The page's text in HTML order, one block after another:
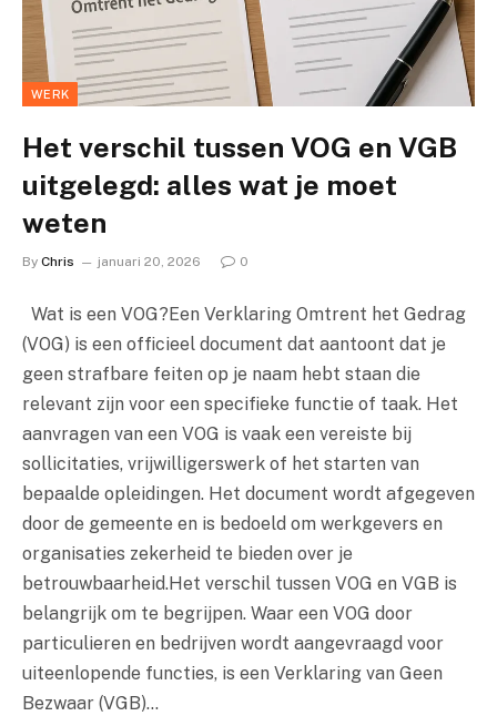
WERK
Het verschil tussen VOG en VGB
uitgelegd: alles wat je moet
weten
By Chris januari 20, 2026 0
Wat is een VOG?Een Verklaring Omtrent het Gedrag
(VOG) is een officieel document dat aantoont dat je
geen strafbare feiten op je naam hebt staan die
relevant zijn voor een specifieke functie of taak. Het
aanvragen van een VOG is vaak een vereiste bij
sollicitaties, vrijwilligerswerk of het starten van
bepaalde opleidingen. Het document wordt afgegeven
door de gemeente en is bedoeld om werkgevers en
organisaties zekerheid te bieden over je
betrouwbaarheid.Het verschil tussen VOG en VGB is
belangrijk om te begrijpen. Waar een VOG door
particulieren en bedrijven wordt aangevraagd voor
uiteenlopende functies, is een Verklaring van Geen
Bezwaar (VGB)…